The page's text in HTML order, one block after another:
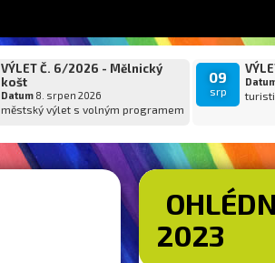
VÝLET Č. 6/2026 - Mělnický
košt
Datum8. srpen 2026
městský výlet s volným programem
09
srp
2023